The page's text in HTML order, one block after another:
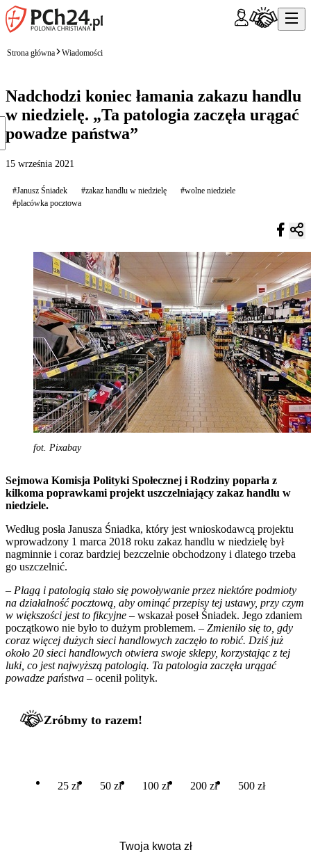
Strona główna Wiadomości
Nadchodzi koniec łamania zakazu handlu
w niedzielę. „Ta patologia zaczęła urągać
powadze państwa”
15 września 2021
#Janusz Śniadek #zakaz handlu w niedzielę
#wolne niedziele
#placówka pocztowa
fot. Pixabay
Sejmowa Komisja Polityki Społecznej i Rodziny poparła z
kilkoma poprawkami projekt uszczelniający zakaz handlu w
niedziele.
Według posła Janusza Śniadka, który jest wnioskodawcą projektu
wprowadzony 1 marca 2018 roku zakaz handlu w niedzielę był
nagminnie i coraz bardziej bezczelnie obchodzony i dlatego trzeba
go uszczelnić.
– Plagą i patologią stało się powoływanie przez niektóre podmioty
na działalność pocztową, aby ominąć przepisy tej ustawy, przy czym
w większości jest to fikcyjne – wskazał poseł Śniadek. Jego zdaniem
początkowo nie było to dużym problemem. – Zmieniło się to, gdy
coraz więcej dużych sieci handlowych zaczęło to robić. Dziś już
około 20 sieci handlowych otwiera swoje sklepy, korzystając z tej
luki, co jest najwyższą patologią. Ta patologia zaczęła urągać
powadze państwa – ocenił polityk.
Zróbmy to razem!
25 zł 50 zł 100 zł 200 zł 500 zł